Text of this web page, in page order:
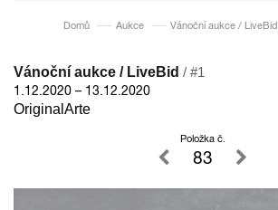
Domů Aukce Vánoční aukce / LiveBid
Vánoční aukce / LiveBid / #1
1.12.2020 – 13.12.2020
OriginalArte
Položka č.
83